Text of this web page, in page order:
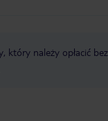
który należy opłacić